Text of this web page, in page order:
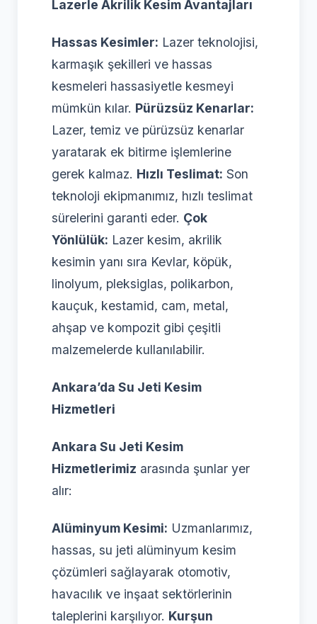
Lazerle Akrilik Kesim Avantajları
Hassas Kesimler: Lazer teknolojisi,
karmaşık şekilleri ve hassas
kesmeleri hassasiyetle kesmeyi
mümkün kılar. Pürüzsüz Kenarlar:
Lazer, temiz ve pürüzsüz kenarlar
yaratarak ek bitirme işlemlerine
gerek kalmaz. Hızlı Teslimat: Son
teknoloji ekipmanımız, hızlı teslimat
sürelerini garanti eder. Çok
Yönlülük: Lazer kesim, akrilik
kesimin yanı sıra Kevlar, köpük,
linolyum, pleksiglas, polikarbon,
kauçuk, kestamid, cam, metal,
ahşap ve kompozit gibi çeşitli
malzemelerde kullanılabilir.
Ankara’da Su Jeti Kesim
Hizmetleri
Ankara Su Jeti Kesim
Hizmetlerimiz arasında şunlar yer
alır:
Alüminyum Kesimi: Uzmanlarımız,
hassas, su jeti alüminyum kesim
çözümleri sağlayarak otomotiv,
havacılık ve inşaat sektörlerinin
taleplerini karşılıyor. Kurşun